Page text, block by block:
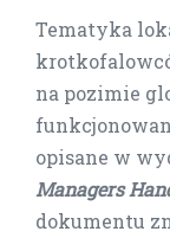
Tematyka
na pozimie
opisane w
Managers
dokumentu